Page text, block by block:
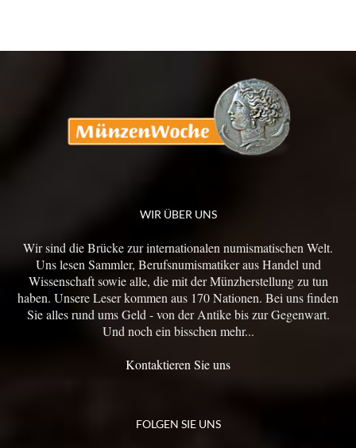
WIR ÜBER UNS
Wir sind die Brücke zur internationalen numismatischen Welt.
Uns lesen Sammler, Berufsnumismatiker aus Handel und
Wissenschaft sowie alle, die mit der Münzherstellung zu tun
haben. Unsere Leser kommen aus 170 Nationen. Bei uns finden
Sie alles rund ums Geld - von der Antike bis zur Gegenwart.
Und noch ein bisschen mehr...
Kontaktieren Sie uns
FOLGEN SIE UNS